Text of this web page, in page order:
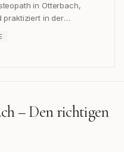
in Otterbach,
praktiziert in der
– Den richtigen